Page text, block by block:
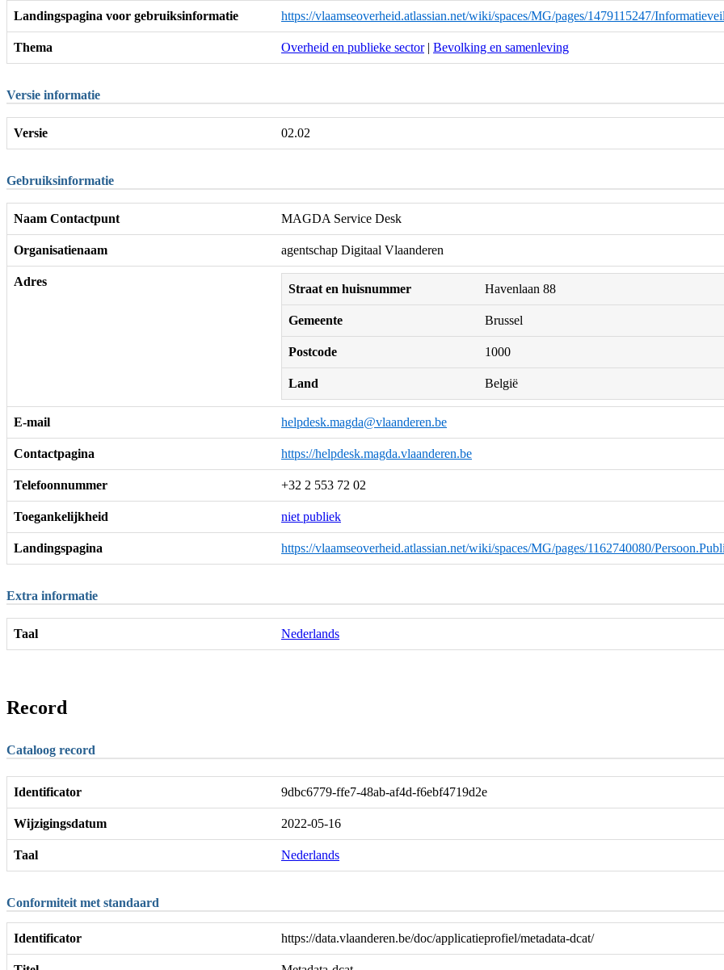
Landingspagina voor gebruiksinformatie https://vlaamseoverheid.atlassian.net/wiki/spaces/MG/pages/1479115247/
Thema Overheid en publieke sector| Bevolking en samenleving
Versie informatie
Versie 02.02
Gebruiksinformatie
Naam Contactpunt MAGDA Service Desk
Organisatienaam agentschap Digitaal Vlaanderen
Adres
Straat en huisnummer Havenlaan 88
Gemeente Brussel
Postcode 1000
Land België
E-mail helpdesk.magda@vlaanderen.be
Contactpagina https://helpdesk.magda.vlaanderen.be
Telefoonnummer +32 2 553 72 02
Toegankelijkheid niet publiek
Landingspagina https://vlaamseoverheid.atlassian.net/wiki/spaces/MG/pages/1162740080/
Extra informatie
Taal Nederlands
Record
Cataloog record
Identificator 9dbc6779-ffe7-48ab-af4d-f6ebf4719d2e
Wijzigingsdatum 2022-05-16
Taal Nederlands
Conformiteit met standaard
Identificator https://data.vlaanderen.be/doc/applicatieprofiel/metadata-dcat/